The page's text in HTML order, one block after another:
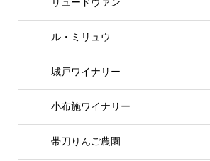
ル・ミリュウ
城戸ワイナリー
小布施ワイナリー
帯刀りんご農園